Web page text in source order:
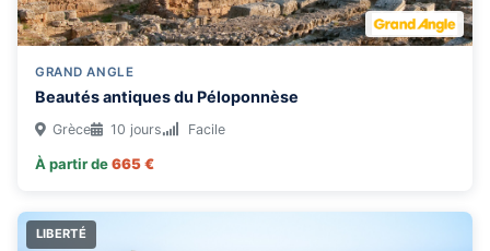
GRAND ANGLE
Beautés antiques du Péloponnèse
Grèce 10 jours Facile
À partir de665 €
LIBERTÉ